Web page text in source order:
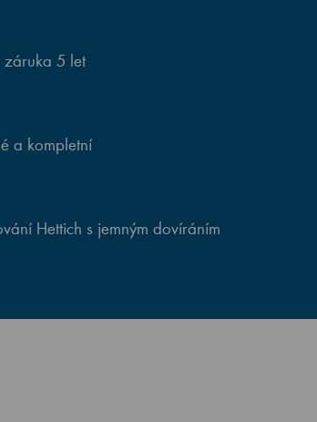
5 let
a kompletní
Hettich s jemným dovíráním